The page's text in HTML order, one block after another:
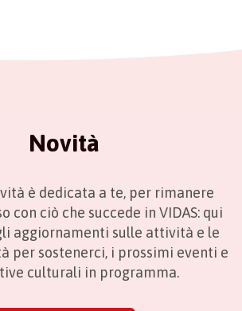
Novità
è dedicata a te, per rimanere
con ciò che succede in VIDAS: qui
aggiornamenti sulle attività e le
per sostenerci, i prossimi eventi e
culturali in programma.